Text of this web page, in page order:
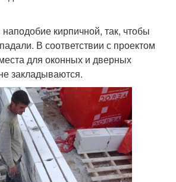
кирпичной, так, чтобы
В соответствии с проектом
для оконных и дверных
закладываются.